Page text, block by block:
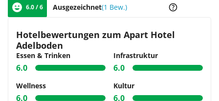
6.0 / 6 Ausgezeichnet(1 Bew.)
Hotelbewertungen zum Apart Hotel
Adelboden
Essen & Trinken
6.0
Infrastruktur
6.0
Wellness
6.0
Kultur
6.0